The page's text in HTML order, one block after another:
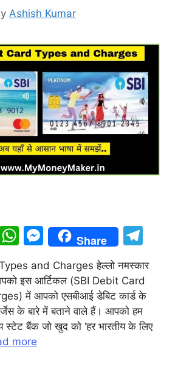
Ashish Kumar
E
m
W
at
s
A
p
p
M
e
s
s
e
n
Share
e
gr
m
and Charges हेल्लो नमस्कार
इस आर्टिकल (SBI Debit Card
में आपको एसबीआई डेबिट कार्ड के
के बारे में बताने वाले हैं। आपको हम
स्टेट बैंक जो खुद को ‘हर भारतीय के लिए
more